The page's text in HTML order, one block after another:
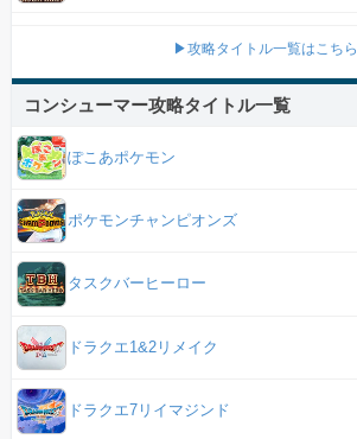
▶攻略タイトル一覧はこちら
コンシューマー攻略タイトル一覧
ぽこあポケモン
ポケモンチャンピオンズ
タスクバーヒーロー
ドラクエ1&2リメイク
ドラクエ7リイマジンド